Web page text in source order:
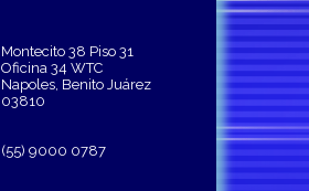
Montecito 38 Piso 31
Oficina 34 WTC
Napoles, Benito Juárez
03810
(55) 9000 0787